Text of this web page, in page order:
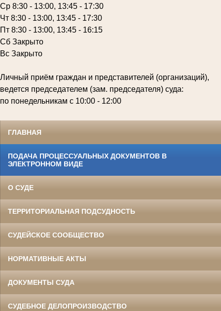
Ср 8:30 - 13:00, 13:45 - 17:30
Чт 8:30 - 13:00, 13:45 - 17:30
Пт 8:30 - 13:00, 13:45 - 16:15
Сб Закрыто
Вс Закрыто
Личный приём граждан и представителей (организаций),
ведется председателем (зам. председателя) суда:
по понедельникам с 10:00 - 12:00
ГЛАВНАЯ
ПОДАЧА ПРОЦЕССУАЛЬНЫХ ДОКУМЕНТОВ В
ЭЛЕКТРОННОМ ВИДЕ
О СУДЕ
ТЕРРИТОРИАЛЬНАЯ ПОДСУДНОСТЬ
СУДЕЙСКОЕ СООБЩЕСТВО
НОРМАТИВНЫЕ АКТЫ
ДОКУМЕНТЫ СУДА
СУДЕБНОЕ ДЕЛОПРОИЗВОДСТВО